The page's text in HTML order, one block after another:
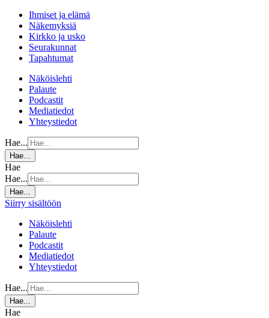
Ihmiset ja elämä
Näkemyksiä
Kirkko ja usko
Seurakunnat
Tapahtumat
Näköislehti
Palaute
Podcastit
Mediatiedot
Yhteystiedot
Hae...
Hae...
Hae
Hae...
Hae...
Siirry sisältöön
Näköislehti
Palaute
Podcastit
Mediatiedot
Yhteystiedot
Hae...
Hae...
Hae